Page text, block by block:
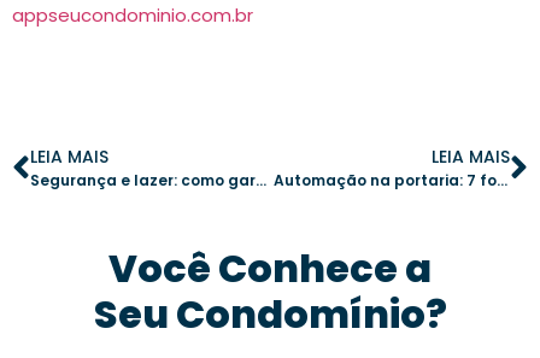
appseucondominio.com.br
LEIA MAIS
Segurança e lazer: como garantir uma área de lazer organizada no seu condomínio
LEIA MAIS
Automação na portaria: 7 formas de reduzir custos sem comprometer a segurança
Você Conhece a
Seu Condomínio?